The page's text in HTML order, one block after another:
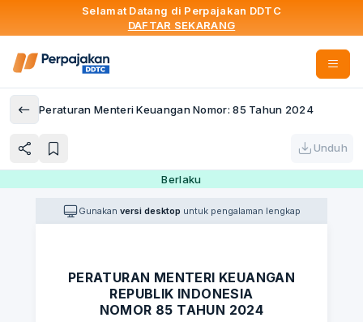
Selamat Datang di Perpajakan DDTC
DAFTAR SEKARANG
Peraturan Menteri Keuangan Nomor: 85 Tahun 2024
Unduh
Berlaku
Gunakan versi desktop untuk pengalaman lengkap
PERATURAN MENTERI KEUANGAN
REPUBLIK INDONESIA
NOMOR 85 TAHUN 2024